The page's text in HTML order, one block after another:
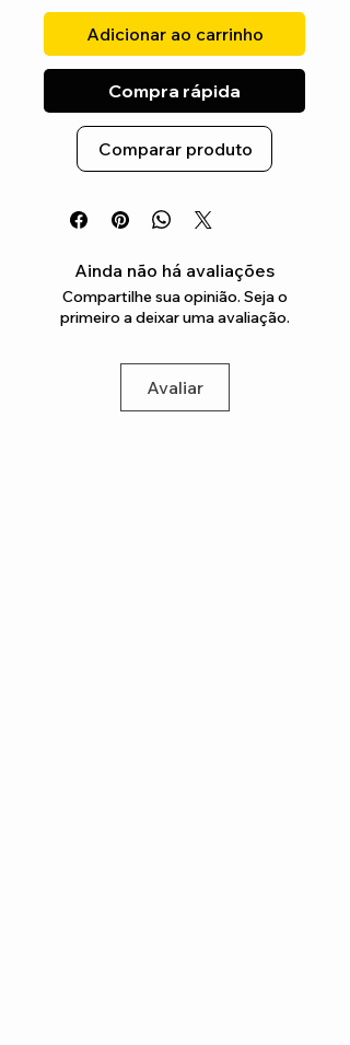
Adicionar ao carrinho
Compra rápida
Comparar produto
Ainda não há avaliações
Compartilhe sua opinião. Seja o
primeiro a deixar uma avaliação.
Avaliar